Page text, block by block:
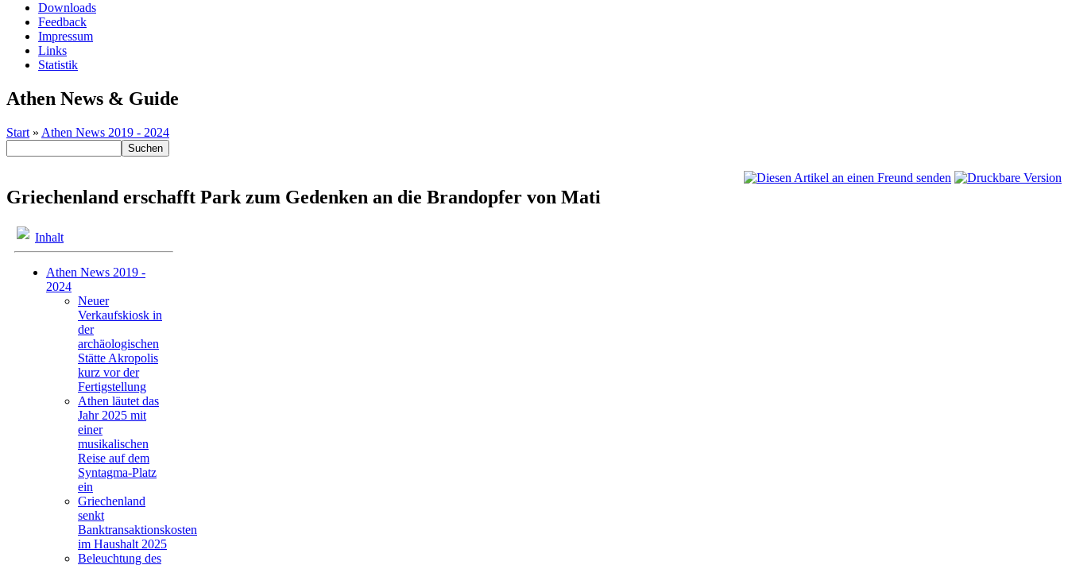
Downloads
Feedback
Impressum
Links
Statistik
Athen News & Guide
Start » Athen News 2019 - 2024
Griechenland erschafft Park zum Gedenken an die Brandopfer von Mati
Inhalt
Athen News 2019 -
2024
Neuer
Verkaufskiosk in
der
archäologischen
Stätte Akropolis
kurz vor der
Fertigstellung
Athen läutet das
Jahr 2025 mit
einer
musikalischen
Reise auf dem
Syntagma-Platz
ein
Griechenland
senkt
Banktransaktionskosten
im Haushalt 2025
Beleuchtung des